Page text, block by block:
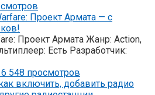
Проект Армата — с
Проект Армата Жанр: Action,
Есть Разработчик:
6 548 просмотров
включить, добавить радио